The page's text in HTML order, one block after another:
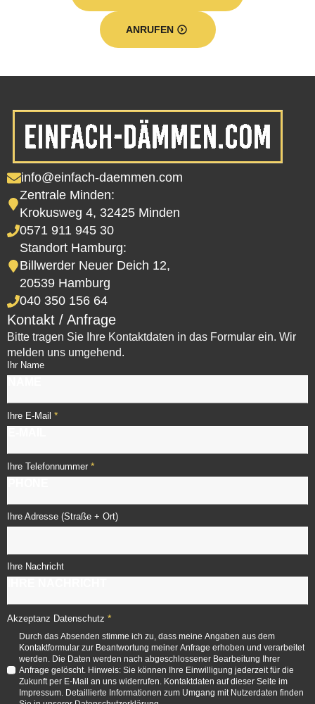
ANRUFEN
info@einfach-daemmen.com
Zentrale Minden:
Krokusweg 4, 32425 Minden
0571 911 945 30
Standort Hamburg:
Billwerder Neuer Deich 12,
20539 Hamburg
040 350 156 64
Kontakt / Anfrage
Bitte tragen Sie Ihre Kontaktdaten in das Formular ein. Wir
melden uns umgehend.
Ihr Name
Ihre E-Mail *
Ihre Telefonnummer *
Ihre Adresse (Straße + Ort)
Ihre Nachricht
Akzeptanz Datenschutz *
Durch das Absenden stimme ich zu, dass meine Angaben aus dem
Kontaktformular zur Beantwortung meiner Anfrage erhoben und verarbeitet
werden. Die Daten werden nach abgeschlossener Bearbeitung Ihrer
Anfrage gelöscht. Hinweis: Sie können Ihre Einwilligung jederzeit für die
Zukunft per E-Mail an uns widerrufen. Kontaktdaten auf dieser Seite im
Impressum. Detaillierte Informationen zum Umgang mit Nutzerdaten finden